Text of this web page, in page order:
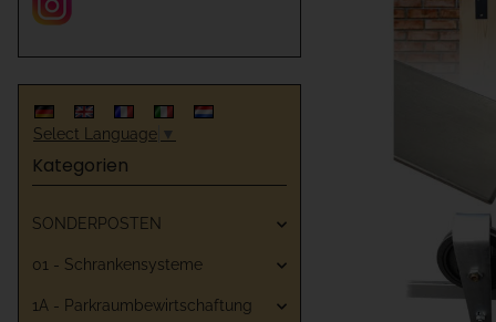
Select Language ▼
Kategorien
SONDERPOSTEN
01 - Schrankensysteme
1A - Parkraumbewirtschaftung